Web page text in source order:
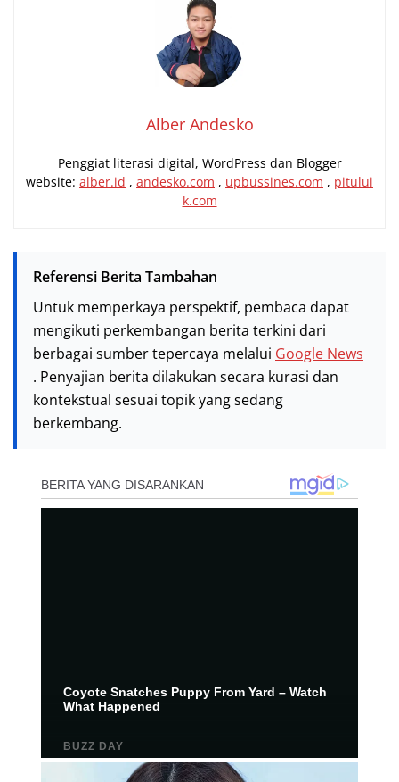
Alber Andesko
Penggiat literasi digital, WordPress dan Blogger
website: alber.id , andesko.com , upbussines.com , pitului
k.com
Referensi Berita Tambahan
Untuk memperkaya perspektif, pembaca dapat
mengikuti perkembangan berita terkini dari
berbagai sumber tepercaya melalui Google News
. Penyajian berita dilakukan secara kurasi dan
kontekstual sesuai topik yang sedang
berkembang.